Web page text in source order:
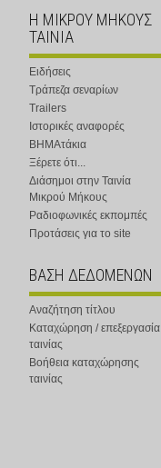
Η ΜΙΚΡΟΥ ΜΗΚΟΥΣ
ΤΑΙΝΙΑ
Ειδήσεις
Τράπεζα σεναρίων
Trailers
Ιστορικές αναφορές
ΒΗΜΑτάκια
Ξέρετε ότι...
Διάσημοι στην Ταινία
Μικρού Μήκους
Ραδιοφωνικές εκπομπές
Προτάσεις για το site
ΒΑΣΗ ΔΕΔΟΜΕΝΩΝ
Αναζήτηση τίτλου
Καταχώρηση / επεξεργασία
ταινίας
Βοήθεια καταχώρησης
ταινίας